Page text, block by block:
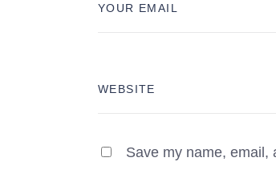
Save my name, email,